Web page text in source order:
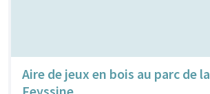
Aire de jeux en bois au parc de la